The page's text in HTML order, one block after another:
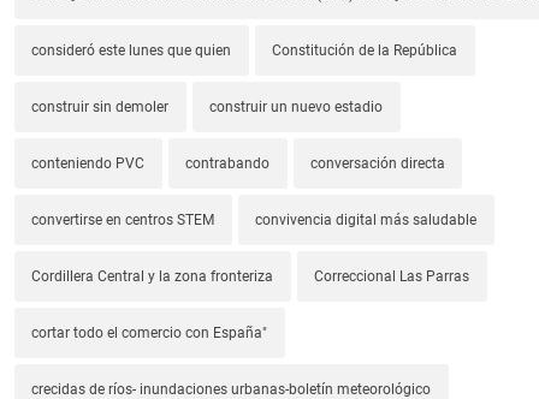
consideró este lunes que quien Constitución de la República
construir sin demoler construir un nuevo estadio
conteniendo PVC contrabando conversación directa
convertirse en centros STEM convivencia digital más saludable
Cordillera Central y la zona fronteriza Correccional Las Parras
cortar todo el comercio con España"
crecidas de ríos- inundaciones urbanas-boletín meteorológico